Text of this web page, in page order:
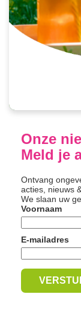
Onze
Meld je
Ontvang
acties, nieuws
We slaan uw
Voornaam
E-mailadres